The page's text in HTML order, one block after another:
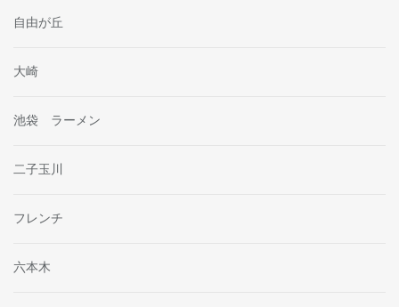
自由が丘
大崎
池袋 ラーメン
二子玉川
フレンチ
六本木